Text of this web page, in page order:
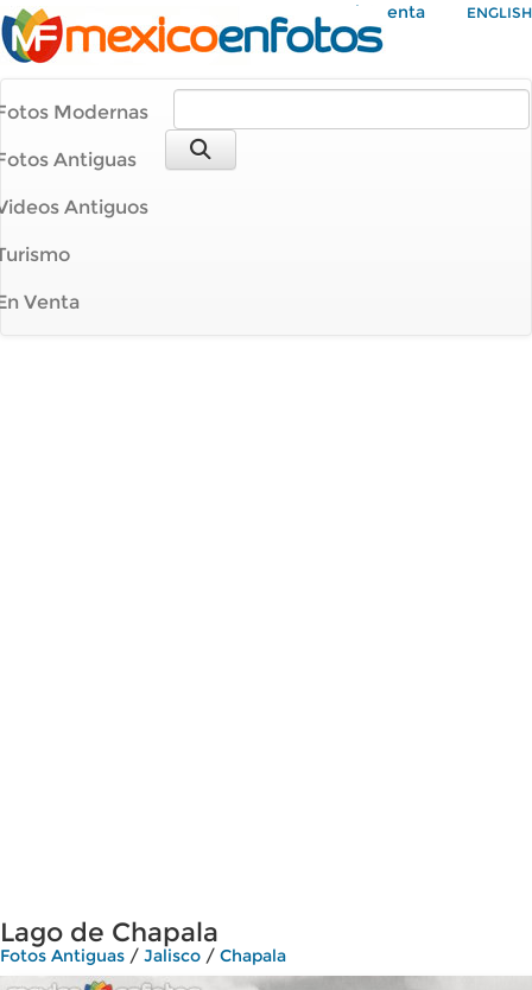
Mi Cuenta ENGLISH
Modernas
Antiguas
Antiguos
Venta
Lago de Chapala
Fotos Antiguas / Jalisco / Chapala